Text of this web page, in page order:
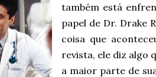
também está
papel de Dr. Drake
coisa que
revista, ele diz algo
a maior parte de